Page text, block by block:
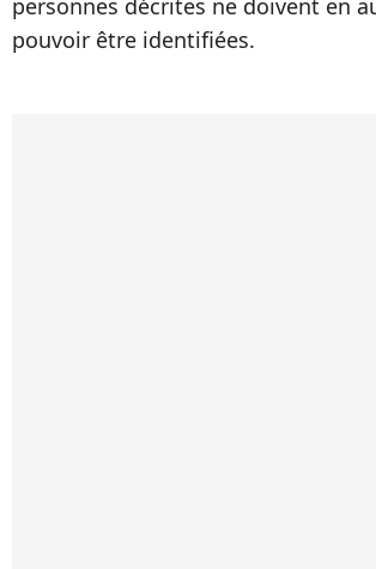
personnes décrites ne doivent en
pouvoir être identifiées.